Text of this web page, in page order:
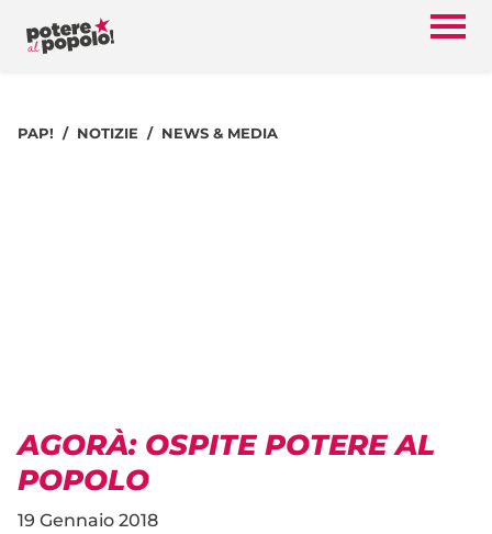
PAP! NOTIZIE NEWS & MEDIA
AGORÀ: OSPITE POTERE AL
POPOLO
19 Gennaio 2018